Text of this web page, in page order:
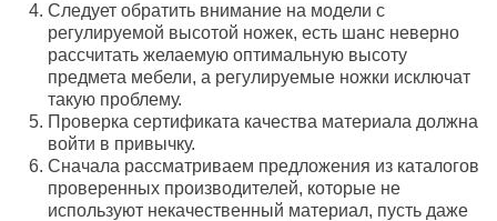
Следует обратить внимание на модели с
регулируемой высотой ножек, есть шанс неверно
рассчитать желаемую оптимальную высоту
предмета мебели, а регулируемые ножки исключат
такую проблему.
Проверка сертификата качества материала должна
войти в привычку.
Сначала рассматриваем предложения из каталогов
проверенных производителей, которые не
используют некачественный материал, пусть даже